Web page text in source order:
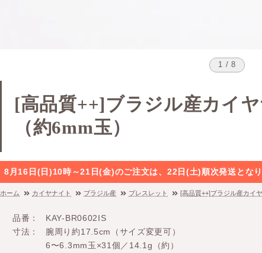
1 / 8
[高品質++]ブラジル産カイ
（約6mm玉）
8月16日(日)10時～21日(金)のご注文は、22日(土)順次発送とな
ホーム カイヤナイト ブラジル産 ブレスレット [高品質++]ブラジル産カイ
品番
KAY-BR0602IS
寸法
腕周り約17.5cm（サイズ変更可）
6〜6.3mm玉×31個／14.1g（約）